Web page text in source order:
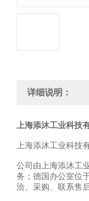
详细说明：
上海添沐工业科技
上海添沐工业科技
公司由上海添沐工
务；德国办公室位
洽、采购、联系售